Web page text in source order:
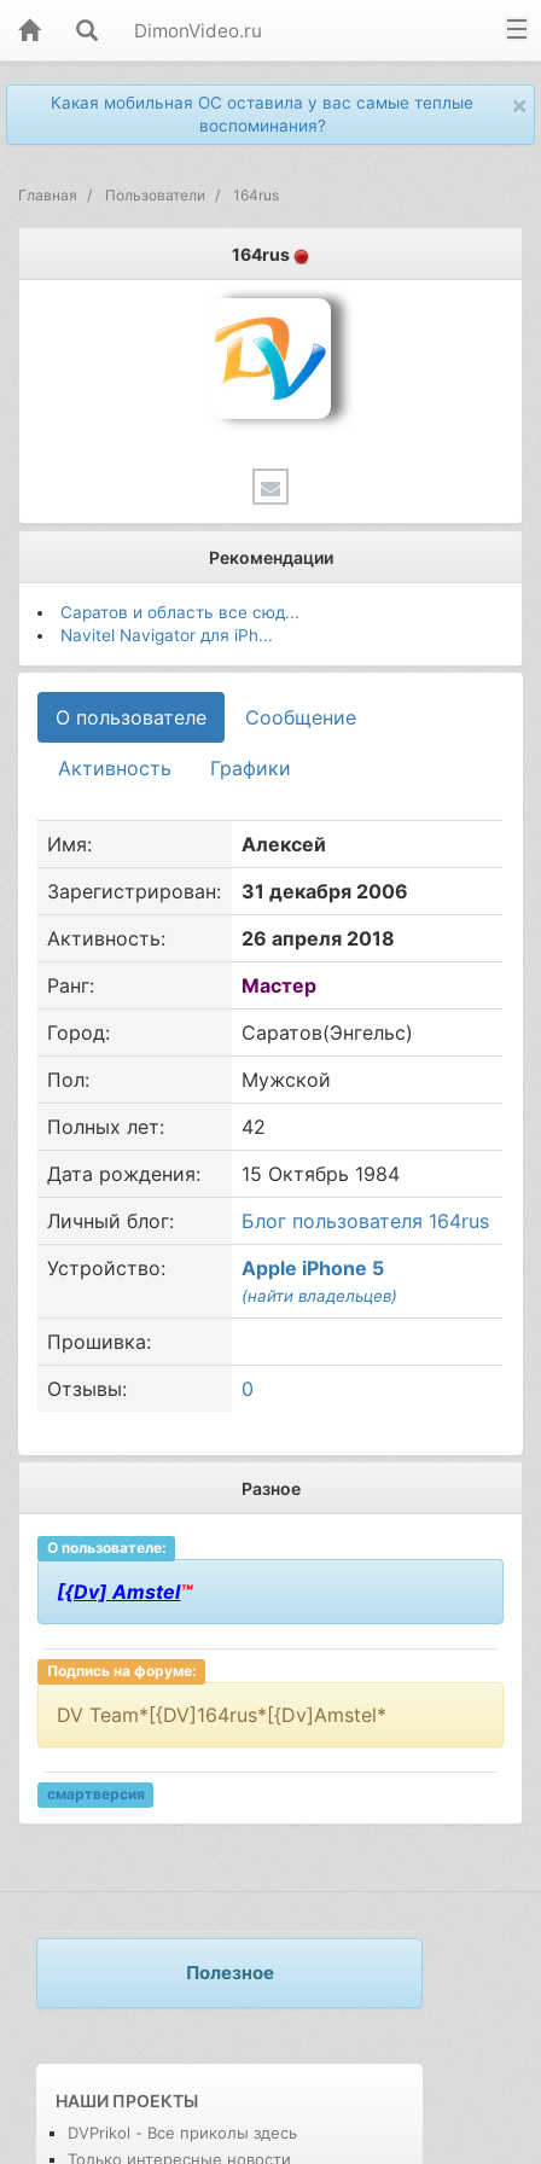
DimonVideo.ru
×
Какая мобильная ОС оставила у вас самые теплые
воспоминания?
Главная Пользователи 164rus
164rus
Рекомендации
Саратов и область все сюд...
Navitel Navigator для iPh...
О пользователе Сообщение
Активность Графики
Имя:
Алексей
Зарегистрирован:
31 декабря 2006
Активность:
26 апреля 2018
Ранг:
Мастер
Город:
Саратов(Энгельс)
Пол:
Мужской
Полных лет:
42
Дата рождения:
15 Октябрь 1984
Личный блог:
Блог пользователя 164rus
Устройство:
Apple iPhone 5
(найти владельцев)
Прошивка:
Отзывы:
0
Разное
О пользователе:
[{Dv] Amstel™
Подпись на форуме:
DV Team*[{DV]164rus*[{Dv]Amstel*
смартверсия
Полезное
НАШИ ПРОЕКТЫ
DVPrikol - Все приколы здесь
Только интересные новости